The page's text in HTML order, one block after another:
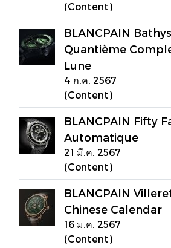
(Content)
BLANCPAIN
Quantième
Lune
4 ก.ค. 2567
(Content)
BLANCPAIN Fifty
Automatique
21 มี.ค. 2567
(Content)
BLANCPAIN
Chinese Calendar
16 ม.ค. 2567
(Content)